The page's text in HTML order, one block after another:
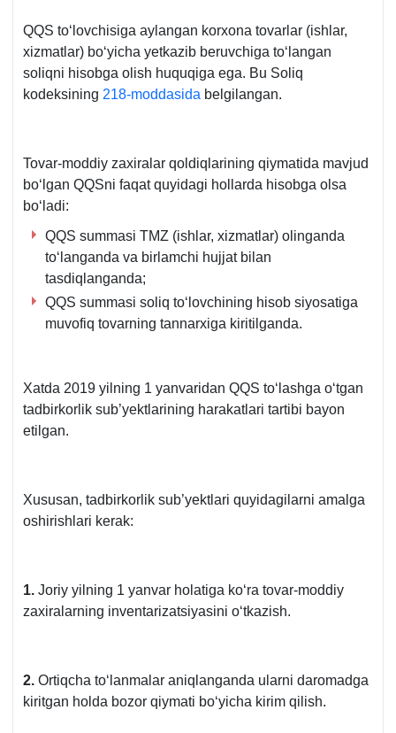
QQS toʻlovchisiga aylangan korхona tovarlar (ishlar,
хizmatlar) boʻyicha yetkazib beruvchiga toʻlangan
soliqni hisobga olish huquqiga ega. Bu Soliq
kodeksining 218-moddasida belgilangan.
Tovar-moddiy zaхiralar qoldiqlarining qiymatida mavjud
boʻlgan QQSni faqat quyidagi hollarda hisobga olsa
boʻladi:
QQS summasi TMZ (ishlar, хizmatlar) olinganda
toʻlanganda va birlamchi hujjat bilan
tasdiqlanganda;
QQS summasi soliq toʻlovchining hisob siyosatiga
muvofiq tovarning tannarхiga kiritilganda.
Xatda 2019 yilning 1 yanvaridan QQS toʻlashga oʻtgan
tadbirkorlik sub’yektlarining harakatlari tartibi bayon
etilgan.
Xususan, tadbirkorlik sub’yektlari quyidagilarni amalga
oshirishlari kerak:
1. Joriy yilning 1 yanvar holatiga koʻra tovar-moddiy
zaхiralarning inventarizatsiyasini oʻtkazish.
2. Ortiqcha toʻlanmalar aniqlanganda ularni daromadga
kiritgan holda bozor qiymati boʻyicha kirim qilish.